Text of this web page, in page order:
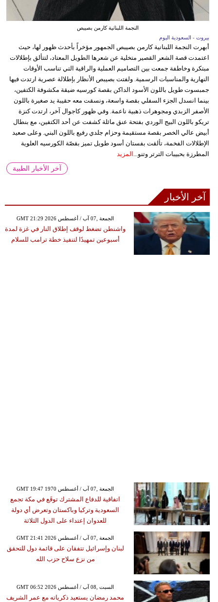
النجمة اللبنانية كارمن بصيبص
بيروت - السعودية اليوم
أبهرت النجمة اللبنانية كارمن بصيبص الجمهور مؤخراً بأحدث ظهور لها، حيث
اعتمدت قصة الشعر القصير متخلية عن شعرها الطويل المعتاد، لتتألق بإطلالات
مبتكرة وخاطفة جمعت بين التصاميم العملية والراقية التي تناسب الأوقات
النهارية والمناسبات الرسمية. ولفتت بصيبص الأنظار بإطلالة عصرية ارتدت فيها
جمبسوت طويل باللون الأسود الداكن بقصة كورسيه ضيقة مكشوفة الكتفين،
بينما انسدل الجزء السفلي بقصة واسعة، ونسقت معه حقيبة يد صغيرة باللون
الأصفر الزبدي ومجوهرات ذهبية ناعمة. وفي ظهور كاجوال آخر، ارتدت كنزة
تريكو باللون البيج الوردي بفتحة عنق مائلة كشفت عن أحد الكتفين، مع بنطال
أبيض عالي الخصر بقصة مستقيمة وحزام جلدي رفيع باللون البني. وعلى صعيد
الإطلالات الفخمة، تألقت بفستان أسود طويل تميز بقصّة الكورسيه العلوية
المطرزة بحبيبات الترتر وتنو... المزيد
آخر الأخبار الطبية
آخر الأخبار
GMT 21:29 2026 الجمعة ,07 آب / أغسطس
واشنطن تضغط لوقف إطلاق النار في غزة لمدة
أسبوعين تمهيدًا لتنفيذ خطة ترامب للسلام
GMT 19:47 1970 الجمعة ,07 آب / أغسطس
اتفاقية للدفاع المشترك توقَع في مكة تجمع
السعودية وتركيا وباكستان وتعرض أي دولة
للعدوان إعتداء على الدول الثلاثة
GMT 21:41 2026 الجمعة ,07 آب / أغسطس
لبنان وإسرائيل تتفقان على قائمة دول للتحقق
من نزع سلاح حزب الله
GMT 06:52 2026 السبت ,08 آب / أغسطس
محمد رمضان يستعيد ذكرياته مع عمر الشريف